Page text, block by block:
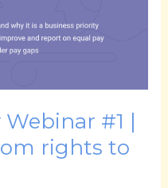
Webinar #1 |
rights to